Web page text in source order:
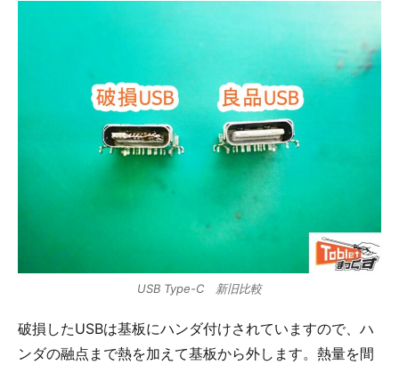
USB Type-C 新旧比較
破損したUSBは基板にハンダ付けされていますので、ハ
ンダの融点まで熱を加えて基板から外します。熱量を間